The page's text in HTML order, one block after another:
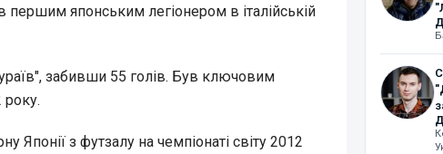
першим японським легіонером в італійській
забивши 55 голів. Був ключовим
Японії з футзалу на чемпіонаті світу 2012